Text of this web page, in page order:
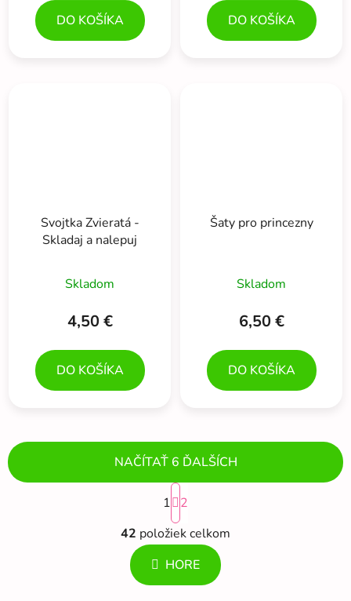
DO KOŠÍKA DO KOŠÍKA
Svojtka Zvieratá -
Skladaj a nalepuj
Skladom
4,50 €
DO KOŠÍKA
Šaty pro princezny
Skladom
6,50 €
DO KOŠÍKA
O
v
l
á
d
NAČÍTAŤ 6 ĎALŠÍCH
S
t
r
á
n
k
1
2
42 položiek celkom
HORE